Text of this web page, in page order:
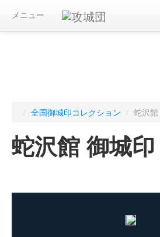
メニュー
/ 全国御城印コレクション / 蛇沢
蛇沢館 御城印